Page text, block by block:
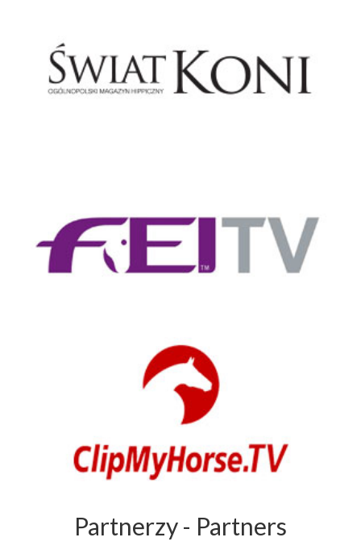
Partnerzy - Partners